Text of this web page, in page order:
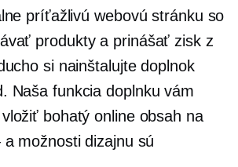
príťažlivú webovú stránku so
produkty a prinášať zisk z
si nainštalujte doplnok
Naša funkcia doplnku vám
bohatý online obsah na
možnosti dizajnu sú